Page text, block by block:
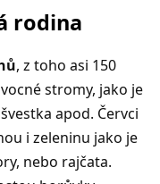
rodina
, z toho asi 150
stromy, jako je
apod. Červci
i zeleninu jako je
nebo rajčata.